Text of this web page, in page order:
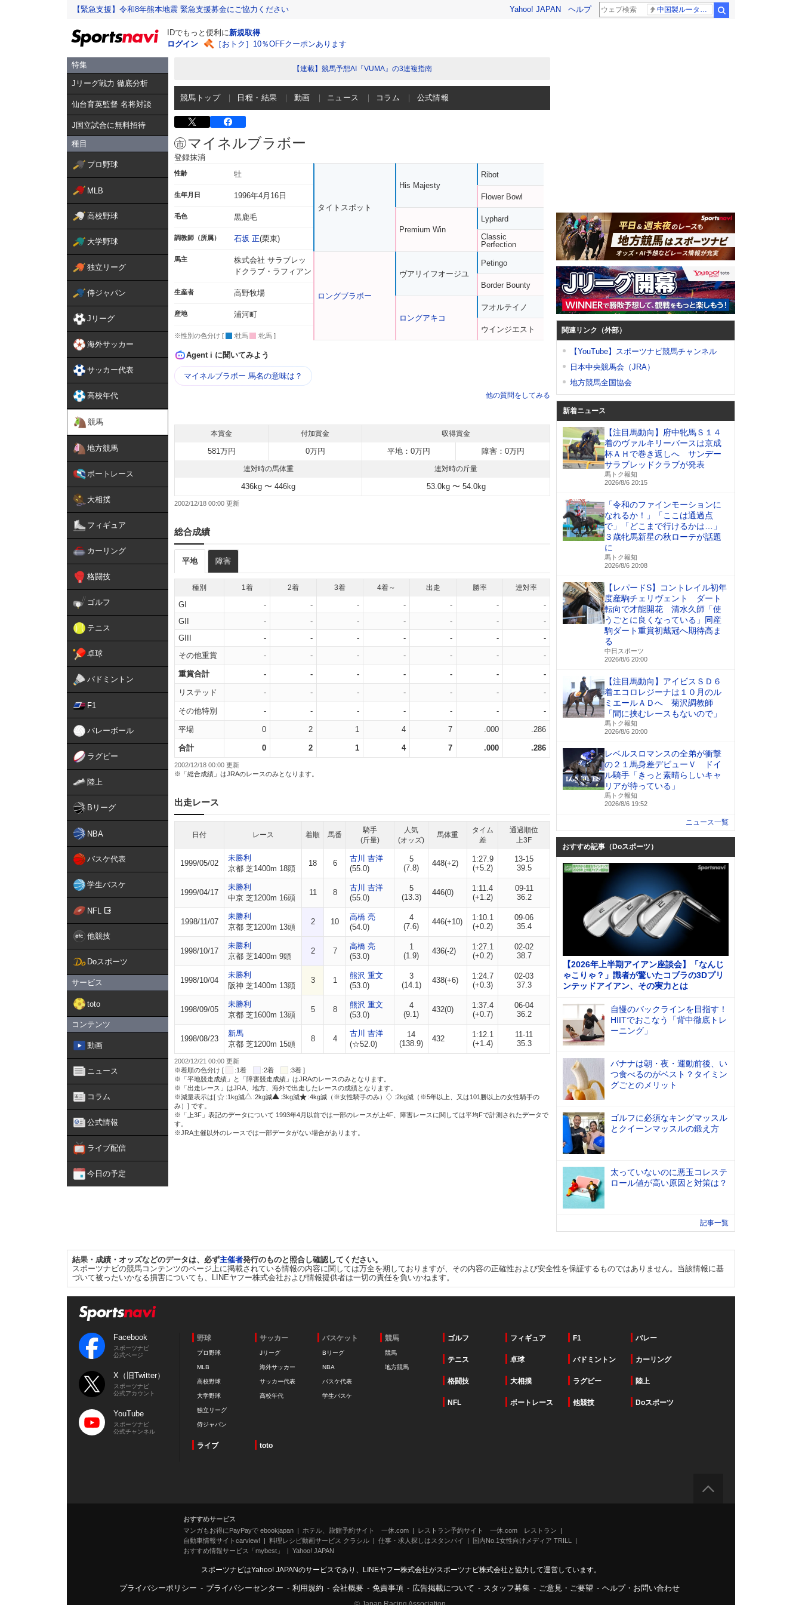
【緊急支援】令和8年熊本地震 緊急支援募金にご協力ください Yahoo! JAPAN ヘルプ
IDでもっと便利に新規取得
ログイン
［おトク］10％OFFクーポンあります
特集
Jリーグ戦力 徹底分析
仙台育英監督 名将対談
J国立試合に無料招待
種目
プロ野球
MLB
高校野球
大学野球
独立リーグ
侍ジャパン
Jリーグ
海外サッカー
サッカー代表
高校年代
競馬
地方競馬
ボートレース
大相撲
フィギュア
カーリング
格闘技
ゴルフ
テニス
卓球
バドミントン
F1
バレーボール
ラグビー
陸上
Bリーグ
NBA
バスケ代表
学生バスケ
NFL
他競技
Doスポーツ
サービス
toto
コンテンツ
動画
ニュース
コラム
公式情報
ライブ配信
今日の予定
【連載】競馬予想AI『VUMA』の3連複指南
競馬トップ 日程・結果 動画 ニュース コラム 公式情報
マイネルブラボー
登録抹消
性齢 牡
生年月日 1996年4月16日
毛色 黒鹿毛
調教師（所属） 石坂 正(栗東)
馬主
株式会社 サラブレッ
ドクラブ・ラフィアン
生産者 高野牧場
産地 浦河町
※性別の色分け [ :牡馬 :牝馬 ]
タイトスポット
ロングブラボー
His Majesty
Premium Win
ヴアリイフオージユ
ロングアキコ
Ribot
Flower Bowl
Lyphard
Classic
Perfection
Petingo
Border Bounty
フオルテイノ
ウインジエスト
Agent i に聞いてみよう
マイネルブラボー 馬名の意味は？
他の質問をしてみる
本賞金 付加賞金 収得賞金
581万円 0万円 平地：0万円 障害：0万円
連対時の馬体重 連対時の斤量
436kg 〜 446kg 53.0kg 〜 54.0kg
2002/12/18 00:00
総合成績
平地 障害
種別 1着 2着 3着 4着～ 出走 勝率 連対率
GI - - - - - -
-
GII
- - - - - -
-
GIII
- - - - - -
-
その他重賞
- - - - - - -
重賞合計 - - - - - - -
リステッド - - - - - - -
その他特別 - - - - - - -
平場 0 2 1 4 7 .000 .286
合計 0 2 1 4 7 .000 .286
2002/12/18 00:00 更新
※「総合成績」はJRAのレースのみとなります。
出走レース
日付 レース 着順 馬番
騎手
(斤量)
人気
(オッズ)
馬体重
タイム
差
通過順位
上3F
1999/05/02
未勝利
京都 芝1400m 18頭
18 6
古川 吉洋
(55.0)
5
(7.8)
448(+2)
1:27.9
(+5.2)
13-15
39.5
1999/04/17
未勝利
中京 芝1200m 16頭
11 8
古川 吉洋
(55.0)
5
(13.3)
446(0)
1:11.4
(+1.2)
09-11
36.2
1998/11/07
未勝利
京都 芝1200m 13頭
2 10
高橋 亮
(54.0)
4
(7.6)
446(+10)
1:10.1
(+0.2)
09-06
35.4
1998/10/17
未勝利
京都 芝1400m 9頭
2 7
高橋 亮
(53.0)
1
(1.9)
436(-2)
1:27.1
(+0.2)
02-02
38.7
1998/10/04
未勝利
阪神 芝1400m 13頭
3 1
熊沢 重文
(53.0)
3
(14.1)
438(+6)
1:24.7
(+0.3)
02-03
37.3
1998/09/05
未勝利
京都 芝1600m 13頭
5 8
熊沢 重文
(53.0)
4
(9.1)
432(0)
1:37.4
(+0.7)
06-04
36.2
1998/08/23
新馬
京都 芝1200m 15頭
8 4
古川 吉洋
(☆52.0)
14
(138.9)
432
1:12.1
(+1.4)
11-11
35.3
2002/12/21 00:00 更新
※着順の色分け [
:1着 :2着
:3着 ]
※「平地競走成績」と「障害競走成績」はJRAのレースのみとなります。
※「出走レース」はJRA、地方、海外で出走したレースの成績となります。
※減量表示は[
:1kg減 :2kg減 :3kg減 :4kg減（※女性騎手のみ）
:2kg減（※5年以上、又は101勝以上の女性騎手の
み）] です。
※「上3F」表記のデータについて 1993年4月以前では一部のレースが上4F、障害レースに関しては平均Fで計測されたデータで
す。
※JRA主催以外のレースでは一部データがない場合があります。
関連リンク（外部）
【YouTube】スポーツナビ競馬チャンネル
日本中央競馬会（JRA）
地方競馬全国協会
新着ニュース
【注目馬動向】府中牝馬Ｓ１４
着のヴァルキリーバースは京成
杯ＡＨで巻き返しへ サンデー
サラブレッドクラブが発表
馬トク報知
2026/8/6 20:15
「令和のファインモーションに
なれるか！」「ここは通過点
で」「どこまで行けるかは…」
３歳牝馬新星の秋ローテが話題
に
馬トク報知
2026/8/6 20:08
【レパードS】コントレイル初年
度産駒チェリヴェント ダート
転向で才能開花 清水久師「使
うごとに良くなっている」同産
駒ダート重賞初戴冠へ期待高ま
る
中日スポーツ
2026/8/6 20:00
【注目馬動向】アイビスＳＤ６
着エコロレジーナは１０月のル
ミエールＡＤへ 菊沢調教師
「間に挟むレースもないので」
馬トク報知
2026/8/6 20:00
レベルスロマンスの全弟が衝撃
の２１馬身差デビューＶ ドイ
ル騎手「きっと素晴らしいキャ
リアが待っている」
馬トク報知
2026/8/6 19:52
ニュース一覧
おすすめ記事（Doスポーツ）
【2026年上半期アイアン座談会】「なんじ
ゃこりゃ？」識者が驚いたコブラの3Dプリ
ンテッドアイアン、その実力とは
自慢のバックラインを目指す！
HIITでおこなう「背中徹底トレ
ーニング」
バナナは朝・夜・運動前後、い
つ食べるのがベスト？タイミン
グごとのメリット
ゴルフに必須なキングマッスル
とクイーンマッスルの鍛え方
太っていないのに悪玉コレステ
ロール値が高い原因と対策は？
記事一覧
結果・成績・オッズなどのデータは、必ず主催者発行のものと照合し確認してください。
スポーツナビの競馬コンテンツのページ上に掲載されている情報の内容に関しては万全を期しておりますが、その内容の正確性および安全性を保証するものではありません。当該情報に基
づいて被ったいかなる損害についても、LINEヤフー株式会社および情報提供者は一切の責任を負いかねます。
Facebook
スポーツナビ
公式ページ
X（旧Twitter）
スポーツナビ
公式アカウント
YouTube
スポーツナビ
公式チャンネル
野球
プロ野球
MLB
高校野球
大学野球
独立リーグ
侍ジャパン
サッカー
Jリーグ
海外サッカー
サッカー代表
高校年代
バスケット
Bリーグ
NBA
バスケ代表
学生バスケ
競馬
競馬
地方競馬
ゴルフ フィギュア F1 バレー
テニス 卓球 バドミントン カーリング
格闘技 大相撲 ラグビー 陸上
NFL ボートレース 他競技 Doスポーツ
ライブ toto
おすすめサービス
マンガもお得にPayPayで ebookjapan
ホテル、旅館予約サイト 一休.com
レストラン予約サイト 一休.com レストラン
自動車情報サイトcarview!
料理レシピ動画サービス クラシル 仕事・求人探しはスタンバイ
国内No.1女性向けメディア TRILL
おすすめ情報サービス「mybest」
Yahoo! JAPAN
スポーツナビはYahoo! JAPANのサービスであり、LINEヤフー株式会社がスポーツナビ株式会社と協力して運営しています。
プライバシーポリシー - プライバシーセンター - 利用規約 - 会社概要 - 免責事項 - 広告掲載について - スタッフ募集 - ご意見・ご要望 - ヘルプ・お問い合わせ